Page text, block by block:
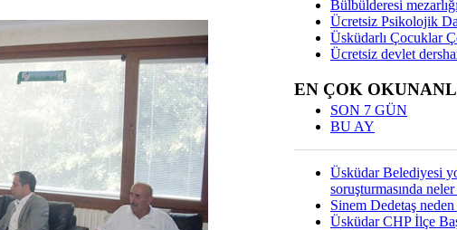
Bülbülderesi
Ücretsiz Psikolojik
Üsküdarlı Çocuklar
Ücretsiz devlet
EN ÇOK
SON 7 GÜN
BU AY
Üsküdar Belediyesi
soruşturmasında
Sinem Dedetaş neden
Üsküdar CHP İlçe